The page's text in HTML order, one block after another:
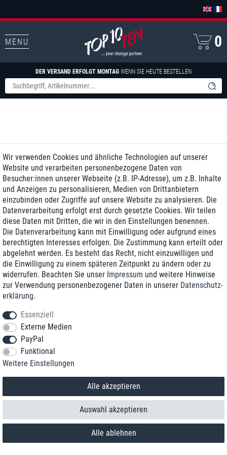
MENU
DER VERSAND ERFOLGT MONTAG WENN SIE HEUTE BESTELLEN
0
Vertrag widerrufen
Wir verwenden Cookies und ähnliche Technologien auf unserer
Website und verarbeiten personenbezogene Daten von
Besucher:innen unserer Webseite (z.B. IP-Adresse), um z.B. Inhalte
und Anzeigen zu personalisieren, Medien von Drittanbietern
einzubinden oder Zugriffe auf unsere Website zu analysieren. Die
Datenverarbeitung erfolgt erst durch gesetzte Cookies. Wir teilen
diese Daten mit Dritten, die wir in den Einstellungen benennen.
Die Datenverarbeitung kann mit Einwilligung oder aufgrund eines
berechtigten Interesses erfolgen. Die Zustimmung kann erteilt oder
abgelehnt werden. Es besteht das Recht, nicht einzuwilligen und
die Einwilligung zu einem späteren Zeitpunkt zu ändern oder zu
widerrufen. Beachten Sie unser Impressum und weitere Hinweise
zur Verwendung personenbezogener Daten in unserer Daten­schutz­
erklärung.
Essenziell
Externe Medien
PayPal
Funktional
Weitere Einstellungen
Alle akzeptieren
Alle ablehnen
Auswahl akzeptieren